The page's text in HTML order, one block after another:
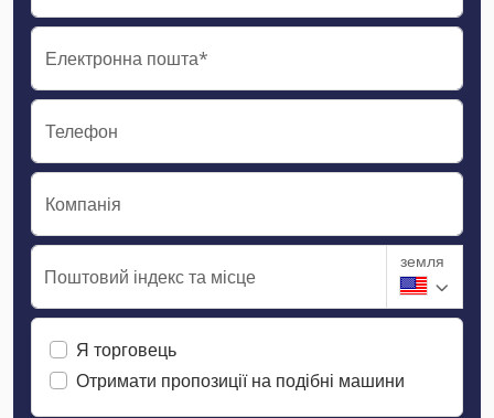
Електронна пошта*
Телефон
Компанія
Поштовий індекс та місце
земля
Я торговець
Отримати пропозиції на подібні машини